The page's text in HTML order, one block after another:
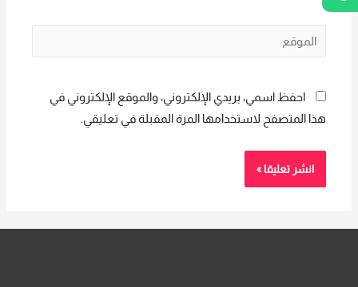
الموقع
احفظ اسمي، بريدي الإلكتروني، والموقع الإلكتروني في
هذا المتصفح لاستخدامها المرة المقبلة في تعليقي.